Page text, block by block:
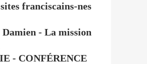
franciscains-nes
- La mission
- CONFÉRENCE